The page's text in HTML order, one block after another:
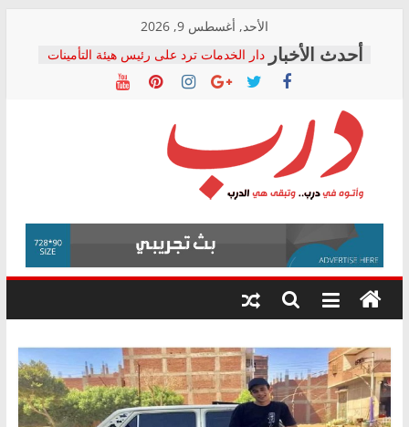
content
الأحد, أغسطس 9, 2026
دار الخدمات ترد على رئيس هيئة التأمينات
بعد مؤتمره الصحفي: إنكار الأزمة لا ينهي
معاناة أصحاب المعاشات.. ونطالب بكشف
فرحات سليمان يكتب: القطاع الصحي إلى
أين؟
حزب التحالف الشعبي يطلق لجنة “الحق
في الصحة” بالإسكندرية لرصد الانتهاكات
ودعم المرضى
الوزاري لمدينة الصحفيين.. وانتهاء أعمال
إنشاء المبنى الإداري
المجلس القومي لحقوق الإنسان يعلن
متابعة قضية الدكتور محمد زهران.. ويؤكد:
قرينة البراءة وضمانات المحاكمة العادلة
درب
وأتوه
درب..
وتبقى
هي